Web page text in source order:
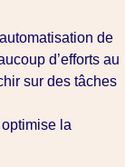
de
d’efforts au
sur des tâches
la